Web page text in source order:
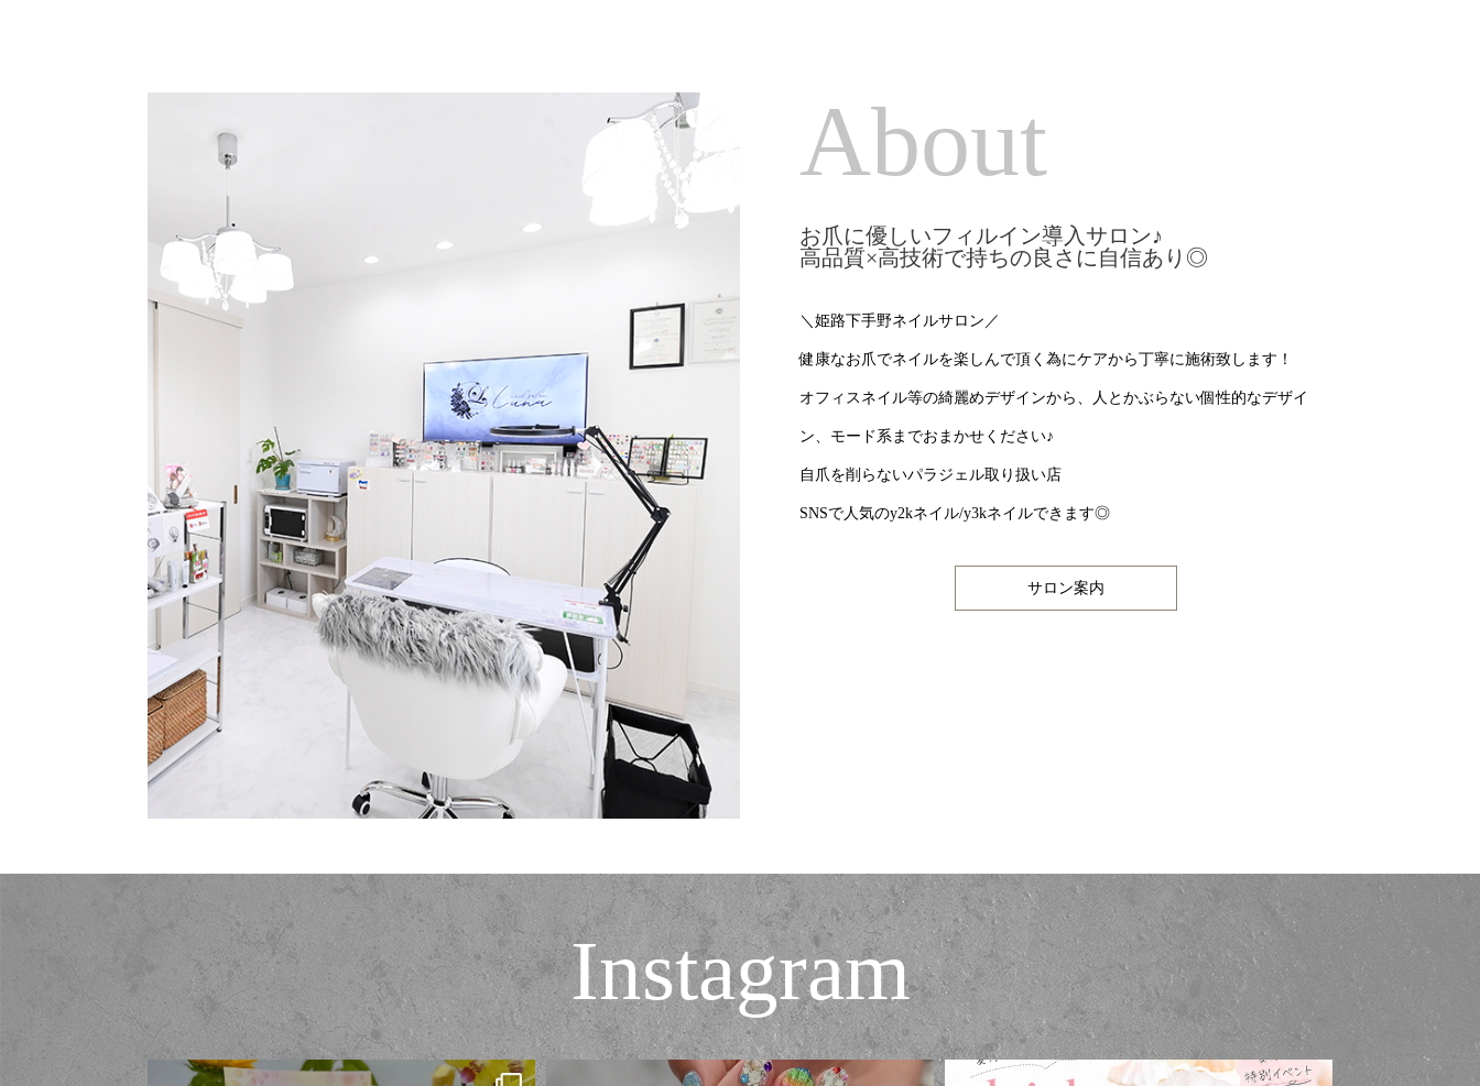
About
お爪に優しいフィルイン導入サロン♪
高品質×高技術で持ちの良さに自信あり◎
＼姫路下手野ネイルサロン／
健康なお爪でネイルを楽しんで頂く為にケアから丁寧に施術致します！
オフィスネイル等の綺麗めデザインから、人とかぶらない個性的なデザイ
ン、モード系までおまかせください♪
自爪を削らないパラジェル取り扱い店
SNSで人気のy2kネイル/y3kネイルできます◎
サロン案内
Instagram